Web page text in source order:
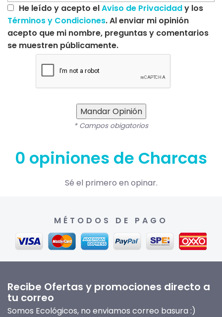
He leído y acepto elAviso de Privacidady los
Términos y Condiciones. Al enviar mi opinión
acepto que mi nombre, preguntas y comentarios
se muestren públicamente.
Mandar Opinión
* Campos obigatorios
0 opiniones de Charcas
Sé el primero en opinar.
MÉTODOS DE PAGO
Recibe Ofertas y promociones directo a
tu correo
Somos Ecológicos, no enviamos correo basura :)